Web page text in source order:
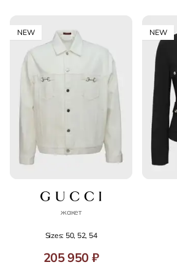
NEW
жакет
Sizes: 50, 52, 54
205 950 ₽
NEW